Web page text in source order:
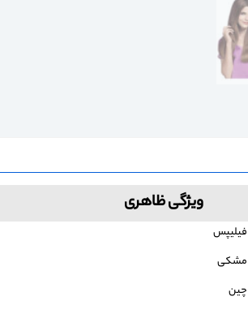
ویژگی ظاهری
فیلیپس
مشکی
چین